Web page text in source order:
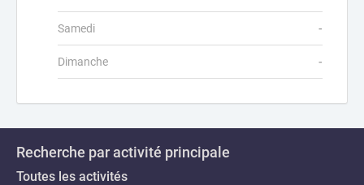
Samedi -
Dimanche -
Recherche par activité principale
Toutes les activités